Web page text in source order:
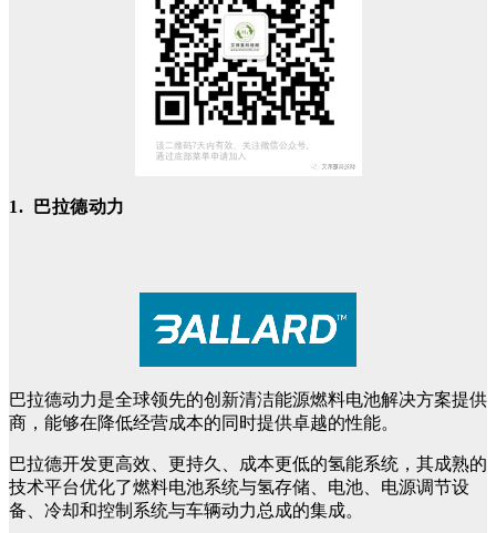
1. 巴拉德动力
巴拉德动力是全球领先的创新清洁能源燃料电池解决方案提供
商，能够在降低经营成本的同时提供卓越的性能。
巴拉德开发更高效、更持久、成本更低的氢能系统，其成熟的
技术平台优化了燃料电池系统与氢存储、电池、电源调节设
备、冷却和控制系统与车辆动力总成的集成。